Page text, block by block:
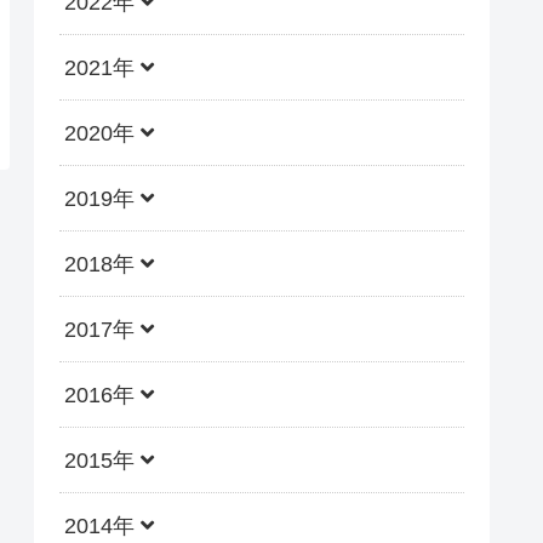
2021年
2020年
2019年
2018年
2017年
2016年
2015年
2014年